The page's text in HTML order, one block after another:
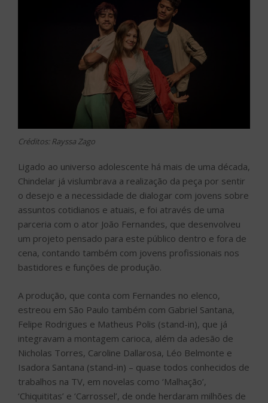
Créditos: Rayssa Zago
Ligado ao universo adolescente há mais de uma década,
Chindelar já vislumbrava a realização da peça por sentir
o desejo e a necessidade de dialogar com jovens sobre
assuntos cotidianos e atuais, e foi através de uma
parceria com o ator João Fernandes, que desenvolveu
um projeto pensado para este público dentro e fora de
cena, contando também com jovens profissionais nos
bastidores e funções de produção.
A produção, que conta com Fernandes no elenco,
estreou em São Paulo também com Gabriel Santana,
Felipe Rodrigues e Matheus Polis (stand-in), que já
integravam a montagem carioca, além da adesão de
Nicholas Torres, Caroline Dallarosa, Léo Belmonte e
Isadora Santana (stand-in) – quase todos conhecidos de
trabalhos na TV, em novelas como ‘Malhação’,
‘Chiquititas’ e ‘Carrossel’, de onde herdaram milhões de